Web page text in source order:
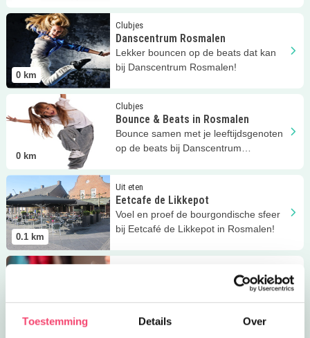
Toestemming Details Over
0 km
Clubjes
Danscentrum Rosmalen
Lekker bouncen op de beats dat kan
bij Danscentrum Rosmalen!
Lees meer Danscentrum Rosmalen
0 km
Clubjes
Bounce & Beats in Rosmalen
Bounce samen met je leeftijdsgenoten
op de beats bij Danscentrum
Lees meer Bounce &amp; Beats in Rosmalen
0.1 km
Uit eten
Eetcafe de Likkepot
Voel en proef de bourgondische sfeer
bij Eetcafé de Likkepot in Rosmalen!
Lees meer Eetcafe de Likkepot
0.1 km
Bij Tof Koekie kun je terecht voor
prinsesfeestjes!
Lees meer Tof Kinderfeestje!